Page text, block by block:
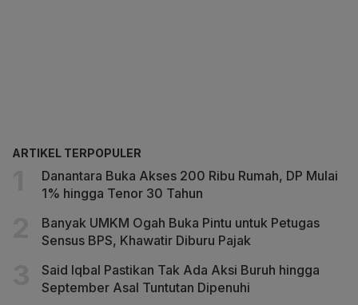
ARTIKEL TERPOPULER
Danantara Buka Akses 200 Ribu Rumah, DP Mulai
1% hingga Tenor 30 Tahun
Banyak UMKM Ogah Buka Pintu untuk Petugas
Sensus BPS, Khawatir Diburu Pajak
Said Iqbal Pastikan Tak Ada Aksi Buruh hingga
September Asal Tuntutan Dipenuhi